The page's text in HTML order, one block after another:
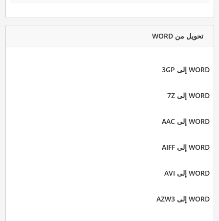
تحويل من WORD
WORD إلى 3GP
WORD إلى 7Z
WORD إلى AAC
WORD إلى AIFF
WORD إلى AVI
WORD إلى AZW3